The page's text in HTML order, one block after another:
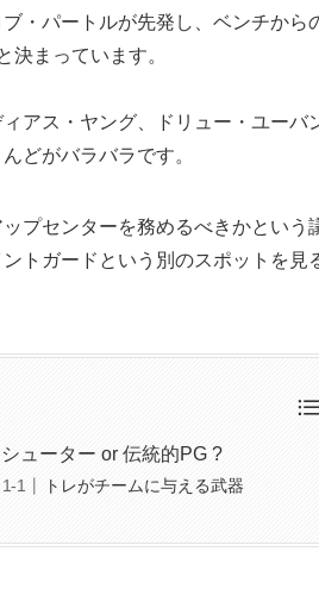
・パートルが先発し、ベンチか
決まっています。
アス・ヤング、ドリュー・ユー
どがバラバラです。
プセンターを務めるべきかとい
トガードという別のスポットを見
シューター or 伝統的PG ?
トレがチームに与える武器